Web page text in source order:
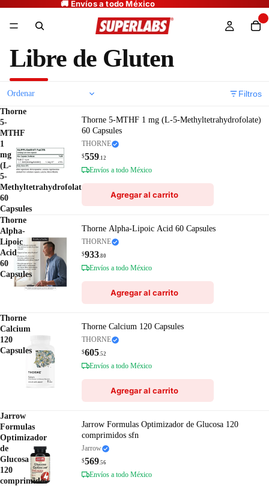
Libre de Gluten
Filtros
Thorne
5-
MTHF
1
mg
(L-
5-
Methyltetrahydrofolate)
60
Capsules
Thorne 5-MTHF 1 mg (L-5-Methyltetrahydrofolate)
60 Capsules
THORNE
$559.12
Envíos a todo México
Agregar al carrito
Thorne
Alpha-
Lipoic
Acid
60
Capsules
Thorne Alpha-Lipoic Acid 60 Capsules
THORNE
$933.80
Envíos a todo México
Agregar al carrito
Thorne
Calcium
120
Capsules
Thorne Calcium 120 Capsules
THORNE
$605.52
Envíos a todo México
Agregar al carrito
Jarrow
Formulas
Optimizador
de
Glucosa
120
comprimidos
Jarrow Formulas Optimizador de Glucosa 120
comprimidos sfn
Jarrow
$569.56
Envíos a todo México